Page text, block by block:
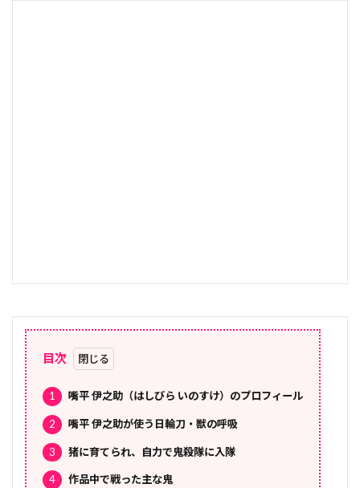
目次
1 嘴平 伊之助（はしびら いのすけ）のプロフィール
2 嘴平 伊之助が使う日輪刀・獣の呼吸
3 猪に育てられ、自力で鬼殺隊に入隊
4 作品中で戦った主な鬼